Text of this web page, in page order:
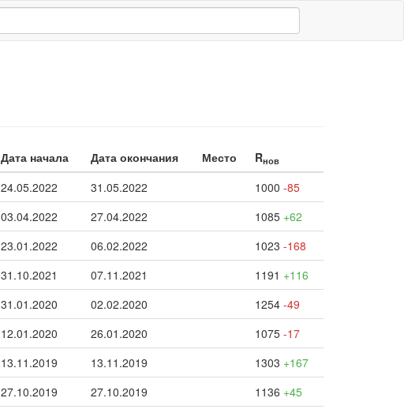
Дата начала Дата окончания Место Rнов
24.05.2022 31.05.2022 1000 -85
03.04.2022 27.04.2022 1085 +62
23.01.2022 06.02.2022 1023 -168
31.10.2021 07.11.2021 1191 +116
31.01.2020 02.02.2020 1254 -49
12.01.2020 26.01.2020 1075 -17
13.11.2019 13.11.2019 1303 +167
27.10.2019 27.10.2019 1136 +45